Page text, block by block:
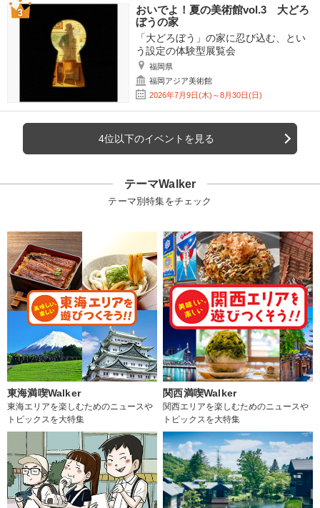
おいでよ！夏の美術館vol.3 大どろ
ぼうの家
「大どろぼう」の家に忍び込む、とい
う設定の体験型展覧会
福岡県
福岡アジア美術館
2026年7月9日(木)～8月30日(日)
4位以下のイベントを見る
テーマWalker
テーマ別特集をチェック
東海満喫Walker
東海エリアを楽しむためのニュースや
トピックスを大特集
関西満喫Walker
関西エリアを楽しむためのニュースや
トピックスを大特集